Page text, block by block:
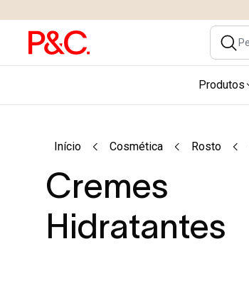
Produtos
Início Cosmética Rosto
Cremes
Hidratantes